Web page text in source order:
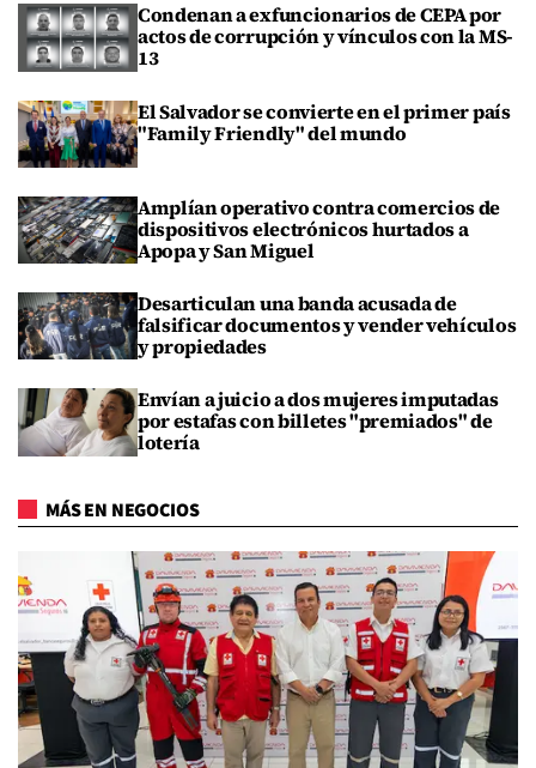
Condenan a exfuncionarios de CEPA por
actos de corrupción y vínculos con la MS-
13
El Salvador se convierte en el primer país
"Family Friendly" del mundo
Amplían operativo contra comercios de
dispositivos electrónicos hurtados a
Apopa y San Miguel
Desarticulan una banda acusada de
falsificar documentos y vender vehículos
y propiedades
Envían a juicio a dos mujeres imputadas
por estafas con billetes "premiados" de
lotería
MÁS EN NEGOCIOS